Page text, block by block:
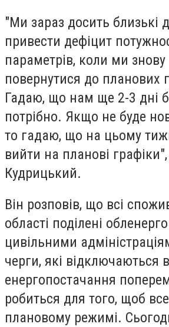
"Ми зараз досить близькі
привести дефіцит
параметрів, коли ми
повернутися до планових
Гадаю, що нам ще 2-3 дні
потрібно. Якщо не буде
то гадаю, що на цьому
вийти на планові
Кудрицький.
Він розповів, що всі
області поділені
цивільними
черги, які відключаються
енергопостачання
робиться для того, щоб
плановому режимі.